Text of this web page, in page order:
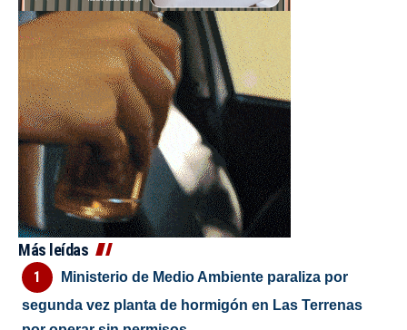
Más leídas
Ministerio de Medio Ambiente paraliza por
segunda vez planta de hormigón en Las Terrenas